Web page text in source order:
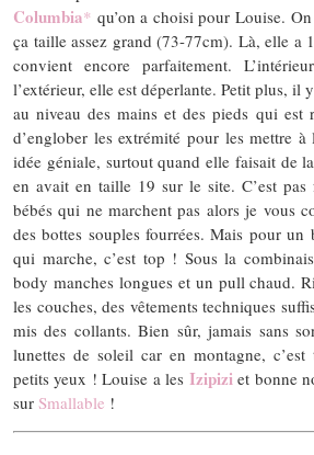
Columbia* qu’on a choisi pour Louise.
ça taille assez grand (73-77cm). Là, elle a
convient encore parfaitement.
l’extérieur, elle est déperlante. Petit plus, il
au niveau des mains et des pieds qui est
d’englober les extrémité pour les mettre à
idée géniale, surtout quand elle faisait de
en avait en taille 19 sur le site. C’est
bébés qui ne marchent pas alors je vous
des bottes souples fourrées. Mais pour
qui marche, c’est top ! Sous la
body manches longues et un pull chaud.
les couches, des vêtements techniques
mis des collants. Bien sûr, jamais sans
lunettes de soleil car en montagne,
petits yeux ! Louise a les Izipiziet bonne
sur Smallable !